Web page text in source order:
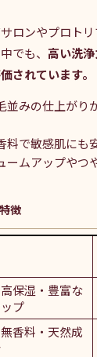
ロンやプロト
でも、 高い洗
されています。
並みの仕上がり
料で敏感肌にも
ームアップやつ
徴
保湿・豊富な
プ
香料・天然成